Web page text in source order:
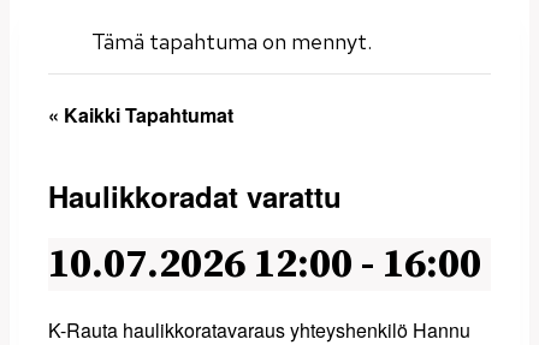
Tämä tapahtuma on mennyt.
« Kaikki Tapahtumat
Haulikkoradat varattu
10.07.2026 12:00 - 16:00
K-Rauta haulikkoratavaraus yhteyshenkilö Hannu